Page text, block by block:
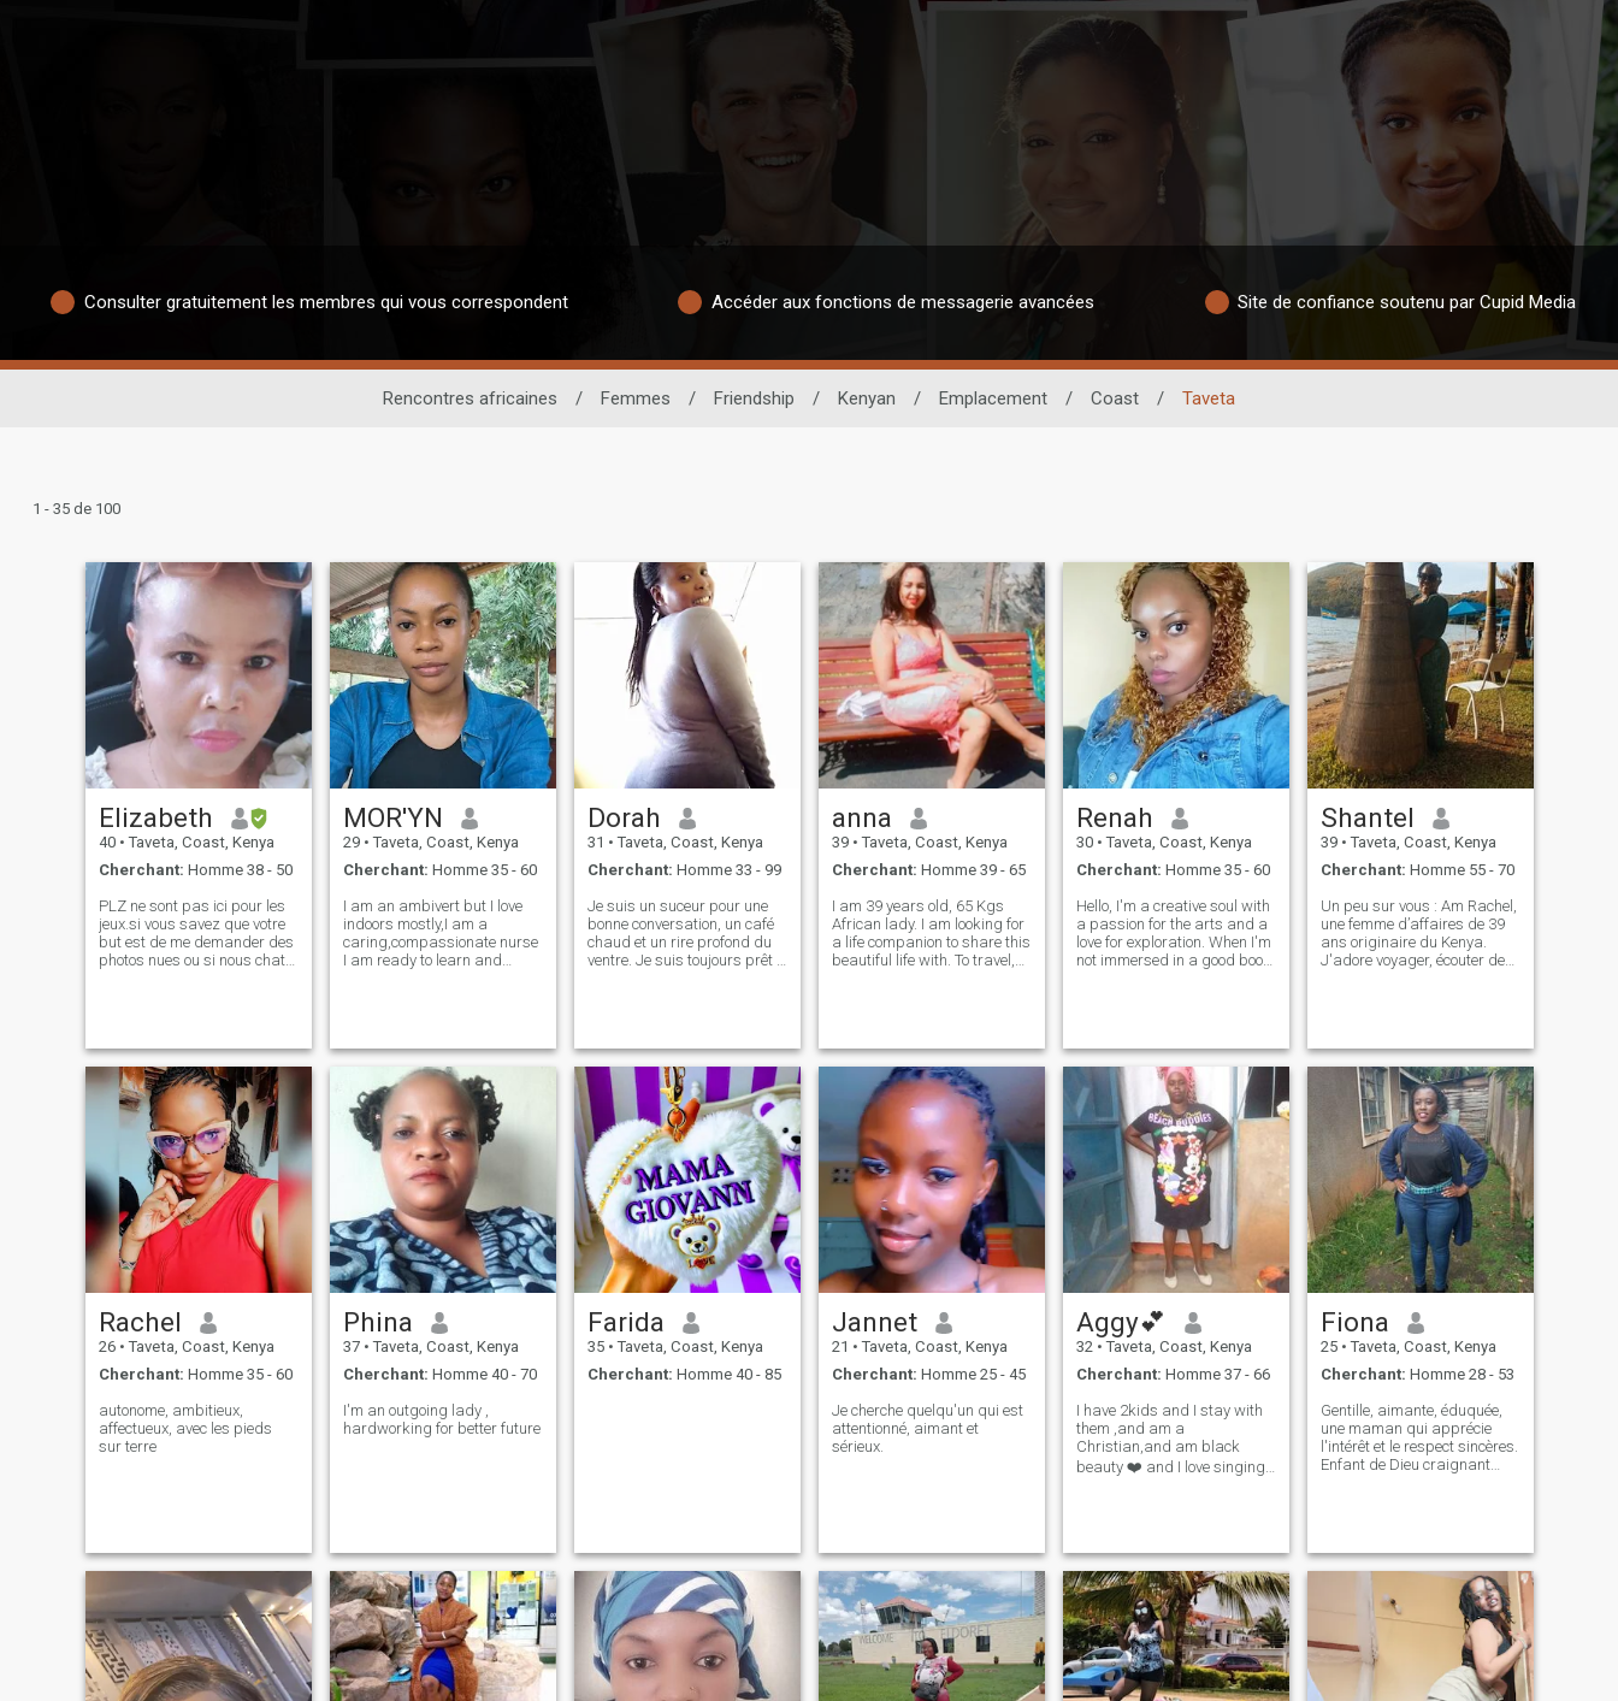
Consulter gratuitement les membres qui vous correspondent Accéder aux fonctions de messagerie avancées Site de confiance soutenu par Cupid Media
Rencontres africaines / Femmes / Friendship / Kenyan / Emplacement / Coast / Taveta
1 - 35 de 100
Elizabeth
40 • Taveta, Coast, Kenya
Cherchant: Homme 38 - 50
PLZ ne sont pas ici pour les
jeux.si vous savez que votre
but est de me demander des
photos nues ou si nous chat
du respect envers les dames
noires. Ne m'envoyez pas de
message si vous êtes inutile
pour exposer votre nu pic je
n'ai pas votre temps.Je n'ai
pas non plus besoin de votre
argent pour échanger contre
mon nu ne suis pas
desparate😏😏. Je ne suis
pas focaliser vous pour venir
à ma boîte de réception.si
vous savez sont bien élevés
vous êtes libre de me recevoir
et je vais vous montrer mon
MOR'YN
29 • Taveta, Coast, Kenya
Cherchant: Homme 35 - 60
I am an ambivert but I love
indoors mostly,I am a
caring,compassionate nurse
I am ready to learn and
be a wife to his man I can be
naughty an
Dorah
31 • Taveta, Coast, Kenya
Cherchant: Homme 33 - 99
Je suis un suceur pour une
bonne conversation, un café
chaud et un rire profond du
ventre. Je suis toujours prêt à
direct ou explorer une
nouvelle ville. Points bonus si
vous êtes un bon conteur!"
anna
39 • Taveta, Coast, Kenya
Cherchant: Homme 39 - 65
I am 39 years old, 65 Kgs
African lady. I am looking for
a life companion to share this
beautiful life with. To travel,
to fill that void. I am f
Renah
30 • Taveta, Coast, Kenya
Cherchant: Homme 35 - 60
Hello, I'm a creative soul with
a passion for the arts and a
love for exploration. When I'm
not immersed in a good book
curious mind tha
Shantel
39 • Taveta, Coast, Kenya
Cherchant: Homme 55 - 70
Un peu sur vous : Am Rachel,
une femme d’affaires de 39
ans originaire du Kenya.
J'adore voyager, écouter de
nouvelles choses, Friends me
décrit comme une
aventureuse, réfléchie,
charmante et un peu
gourmande. \Ni valoriser
l'honnêteté, la gentillesse, le
respect et le bon sens de
l'humour. Je cherche
quelqu'un qui partage mon
amour pour les voyages et a
une vision positive de la
vie.\NSI vous êtes quelqu'un
qui aime explorer de
nouveaux endroits, aime la
j'aimerais avoir de vos
nouvelles.
Rachel
26 • Taveta, Coast, Kenya
Cherchant: Homme 35 - 60
autonome, ambitieux,
affectueux, avec les pieds
sur terre
Phina
37 • Taveta, Coast, Kenya
Cherchant: Homme 40 - 70
I'm an outgoing lady ,
hardworking for better future
Farida
35 • Taveta, Coast, Kenya
Cherchant: Homme 40 - 85
Jannet
21 • Taveta, Coast, Kenya
Cherchant: Homme 25 - 45
Je cherche quelqu'un qui est
attentionné, aimant et
sérieux.
Aggy💕
32 • Taveta, Coast, Kenya
Cherchant: Homme 37 - 66
I have 2kids and I stay with
them ,and am a
Christian,and am black
beauty ❤️ and I love singing
Fiona
25 • Taveta, Coast, Kenya
Cherchant: Homme 28 - 53
Gentille, aimante, éduquée,
une maman qui apprécie
l'intérêt et le respect sincères.
Enfant de Dieu craignant